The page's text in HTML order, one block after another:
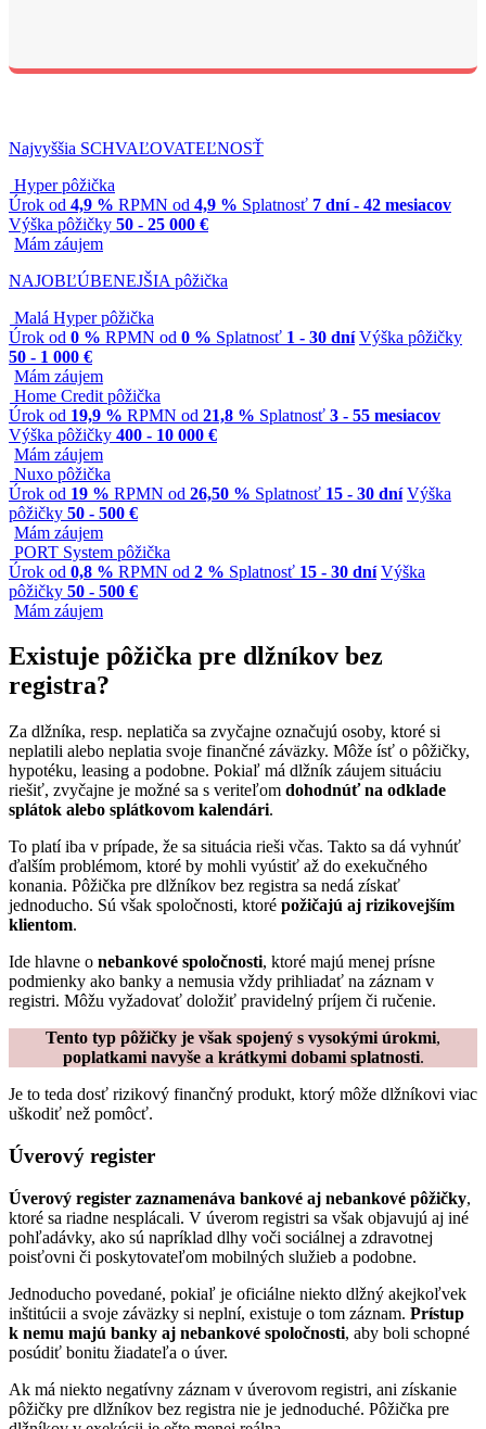
Najvyššia SCHVAĽOVATEĽNOSŤ
Hyper pôžička
Úrok od 4,9 % RPMN od 4,9 % Splatnosť 7 dní - 42 mesiacov
Výška pôžičky 50 - 25 000 €
Mám záujem
NAJOBĽÚBENEJŠIA pôžička
Malá Hyper pôžička
Úrok od 0 % RPMN od 0 % Splatnosť 1 - 30 dní Výška pôžičky
50 - 1 000 €
Mám záujem
Home Credit pôžička
Úrok od 19,9 % RPMN od 21,8 % Splatnosť 3 - 55 mesiacov
Výška pôžičky 400 - 10 000 €
Mám záujem
Nuxo pôžička
Úrok od 19 % RPMN od 26,50 % Splatnosť 15 - 30 dní Výška
pôžičky 50 - 500 €
Mám záujem
PORT System pôžička
Úrok od 0,8 % RPMN od 2 % Splatnosť 15 - 30 dní Výška
pôžičky 50 - 500 €
Mám záujem
Existuje pôžička pre dlžníkov bez
registra?
Za dlžníka, resp. neplatiča sa zvyčajne označujú osoby, ktoré si
neplatili alebo neplatia svoje finančné záväzky. Môže ísť o pôžičky,
hypotéku, leasing a podobne. Pokiaľ má dlžník záujem situáciu
riešiť, zvyčajne je možné sa s veriteľom dohodnúť na odklade
splátok alebo splátkovom kalendári.
To platí iba v prípade, že sa situácia rieši včas. Takto sa dá vyhnúť
ďalším problémom, ktoré by mohli vyústiť až do exekučného
konania. Pôžička pre dlžníkov bez registra sa nedá získať
jednoducho. Sú však spoločnosti, ktoré požičajú aj rizikovejším
klientom.
Ide hlavne o nebankové spoločnosti, ktoré majú menej prísne
podmienky ako banky a nemusia vždy prihliadať na záznam v
registri. Môžu vyžadovať doložiť pravidelný príjem či ručenie.
Tento typ pôžičky je však spojený s vysokými úrokmi,
poplatkami navyše a krátkymi dobami splatnosti.
Je to teda dosť rizikový finančný produkt, ktorý môže dlžníkovi viac
uškodiť než pomôcť.
Úverový register
Úverový register zaznamenáva bankové aj nebankové pôžičky,
ktoré sa riadne nesplácali. V úverom registri sa však objavujú aj iné
pohľadávky, ako sú napríklad dlhy voči sociálnej a zdravotnej
poisťovni či poskytovateľom mobilných služieb a podobne.
Jednoducho povedané, pokiaľ je oficiálne niekto dlžný akejkoľvek
inštitúcii a svoje záväzky si neplní, existuje o tom záznam. Prístup
k nemu majú banky aj nebankové spoločnosti, aby boli schopné
posúdiť bonitu žiadateľa o úver.
Ak má niekto negatívny záznam v úverovom registri, ani získanie
pôžičky pre dlžníkov bez registra nie je jednoduché. Pôžička pre